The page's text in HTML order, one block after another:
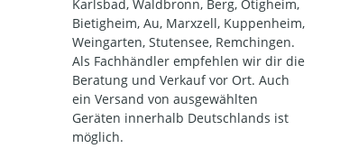
Karlsbad, Waldbronn, Berg, Ötigheim,
Bietigheim, Au, Marxzell, Kuppenheim,
Weingarten, Stutensee, Remchingen.
Als Fachhändler empfehlen wir dir die
Beratung und Verkauf vor Ort. Auch
ein Versand von ausgewählten
Geräten innerhalb Deutschlands ist
möglich.